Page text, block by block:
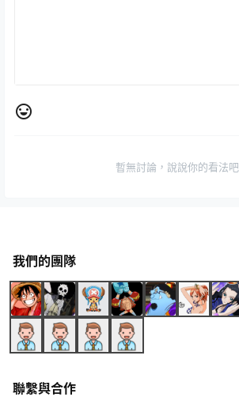
暫無討論，說說你的看法吧
我們的團隊
聯繫與合作